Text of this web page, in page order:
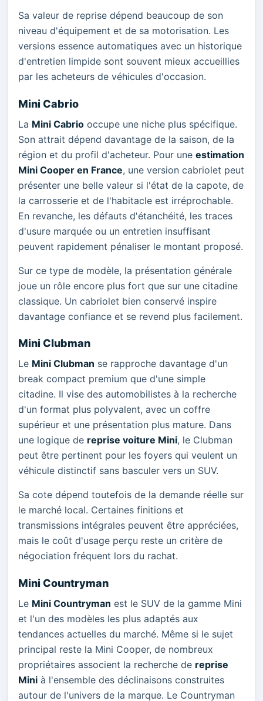
Sa valeur de reprise dépend beaucoup de son
niveau d'équipement et de sa motorisation. Les
versions essence automatiques avec un historique
d'entretien limpide sont souvent mieux accueillies
par les acheteurs de véhicules d'occasion.
Mini Cabrio
La Mini Cabrio occupe une niche plus spécifique.
Son attrait dépend davantage de la saison, de la
région et du profil d'acheteur. Pour une estimation
Mini Cooper en France, une version cabriolet peut
présenter une belle valeur si l'état de la capote, de
la carrosserie et de l'habitacle est irréprochable.
En revanche, les défauts d'étanchéité, les traces
d'usure marquée ou un entretien insuffisant
peuvent rapidement pénaliser le montant proposé.
Sur ce type de modèle, la présentation générale
joue un rôle encore plus fort que sur une citadine
classique. Un cabriolet bien conservé inspire
davantage confiance et se revend plus facilement.
Mini Clubman
Le Mini Clubman se rapproche davantage d'un
break compact premium que d'une simple
citadine. Il vise des automobilistes à la recherche
d'un format plus polyvalent, avec un coffre
supérieur et une présentation plus mature. Dans
une logique de reprise voiture Mini, le Clubman
peut être pertinent pour les foyers qui veulent un
véhicule distinctif sans basculer vers un SUV.
Sa cote dépend toutefois de la demande réelle sur
le marché local. Certaines finitions et
transmissions intégrales peuvent être appréciées,
mais le coût d'usage perçu reste un critère de
négociation fréquent lors du rachat.
Mini Countryman
Le Mini Countryman est le SUV de la gamme Mini
et l'un des modèles les plus adaptés aux
tendances actuelles du marché. Même si le sujet
principal reste la Mini Cooper, de nombreux
propriétaires associent la recherche de reprise
Mini à l'ensemble des déclinaisons construites
autour de l'univers de la marque. Le Countryman